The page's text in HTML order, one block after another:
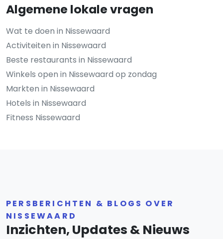
Algemene lokale vragen
Wat te doen in Nissewaard
Activiteiten in Nissewaard
Beste restaurants in Nissewaard
Winkels open in Nissewaard op zondag
Markten in Nissewaard
Hotels in Nissewaard
Fitness Nissewaard
PERSBERICHTEN & BLOGS OVER
NISSEWAARD
Inzichten, Updates & Nieuws